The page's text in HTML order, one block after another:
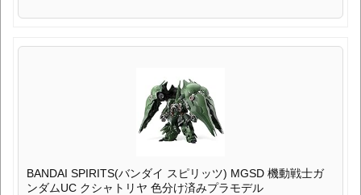
BANDAI SPIRITS(バンダイ スピリッツ) MGSD 機動戦士ガ
ンダムUC クシャトリヤ 色分け済みプラモデル